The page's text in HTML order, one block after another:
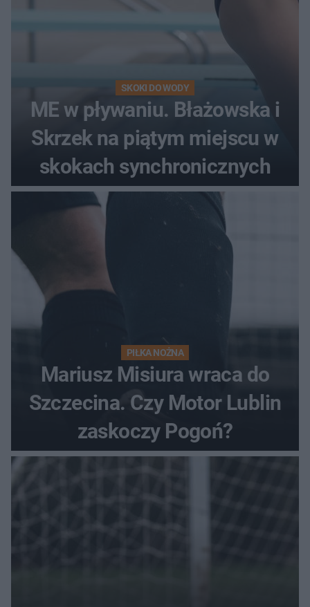
SKOKI DO WODY
ME w pływaniu. Błażowska i
Skrzek na piątym miejscu w
skokach synchronicznych
PIŁKA NOŻNA
Mariusz Misiura wraca do
Szczecina. Czy Motor Lublin
zaskoczy Pogoń?